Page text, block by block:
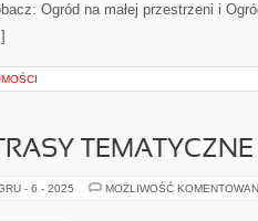
Ogród na małej przestrzeni i
TEMATYCZNE
- 6 - 2025 MOŻLIWOŚĆ